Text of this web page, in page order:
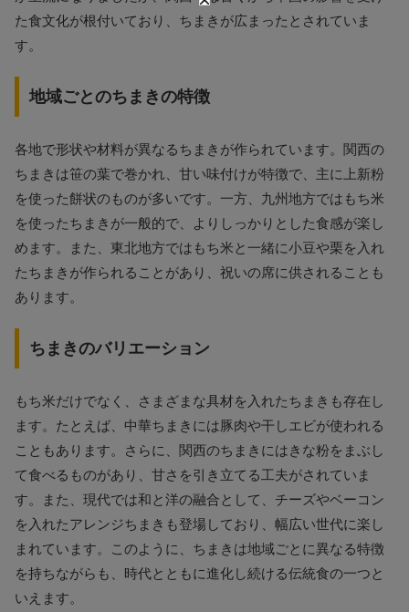
た食文化が根付いており、ちまきが広まったとされていま
す。
地域ごとのちまきの特徴
各地で形状や材料が異なるちまきが作られています。関西の
ちまきは笹の葉で巻かれ、甘い味付けが特徴で、主に上新粉
を使った餅状のものが多いです。一方、九州地方ではもち米
を使ったちまきが一般的で、よりしっかりとした食感が楽し
めます。また、東北地方ではもち米と一緒に小豆や栗を入れ
たちまきが作られることがあり、祝いの席に供されることも
あります。
ちまきのバリエーション
もち米だけでなく、さまざまな具材を入れたちまきも存在し
ます。たとえば、中華ちまきには豚肉や干しエビが使われる
こともあります。さらに、関西のちまきにはきな粉をまぶし
て食べるものがあり、甘さを引き立てる工夫がされていま
す。また、現代では和と洋の融合として、チーズやベーコン
を入れたアレンジちまきも登場しており、幅広い世代に楽し
まれています。このように、ちまきは地域ごとに異なる特徴
を持ちながらも、時代とともに進化し続ける伝統食の一つと
いえます。